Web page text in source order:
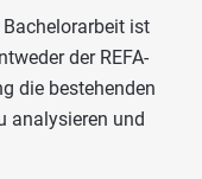
ist
der REFA-
die bestehenden
analysieren und